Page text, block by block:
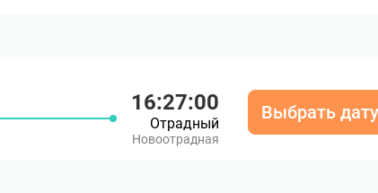
16:27:00
Отрадный
Новоотрадная
Выбрать дату